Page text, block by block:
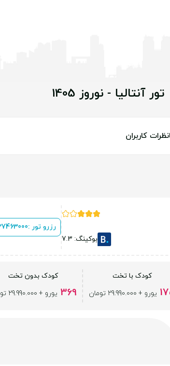
تور آنتالیا - نوروز 1405
نظرات کاربران
بوکینگ: 7.3
رزرو تور :
کودک با تخت
یورو + 29.990.000 تومان
کودک بدون تخت
369 یورو + 29.990.000 تومان